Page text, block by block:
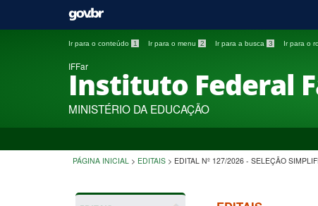
Ir para o conteúdo 1 Ir para o menu 2 Ir para a busca 3 Ir para o
IFFar
Instituto Federal
MINISTÉRIO DA EDUCAÇÃO
PÁGINA INICIAL > EDITAIS > EDITAL Nº 127/2026 - SELEÇÃO